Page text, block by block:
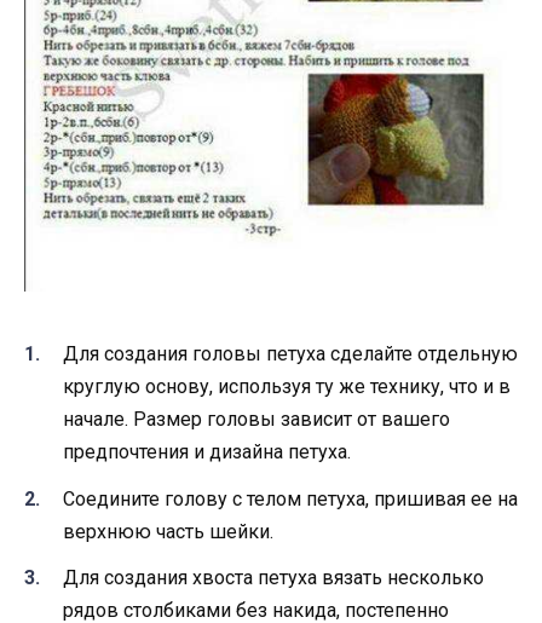
Для создания головы петуха сделайте отдельную
круглую основу, используя ту же технику, что и в
начале. Размер головы зависит от вашего
предпочтения и дизайна петуха.
Соедините голову с телом петуха, пришивая ее на
верхнюю часть шейки.
Для создания хвоста петуха вязать несколько
рядов столбиками без накида, постепенно